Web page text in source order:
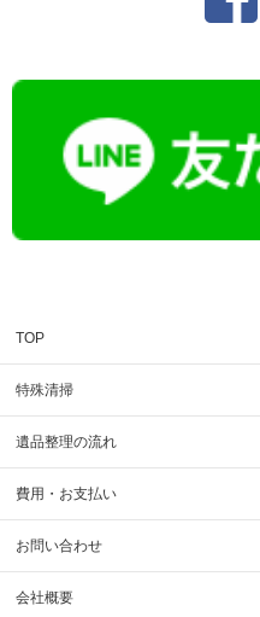
TOP
特殊清掃
遺品整理の流れ
費用・お支払い
お問い合わせ
会社概要